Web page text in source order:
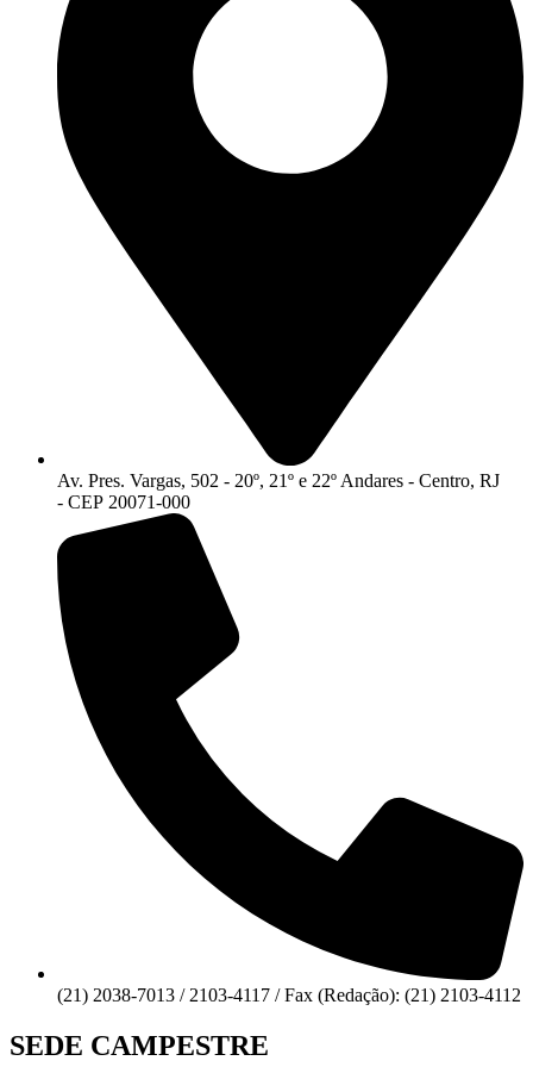
Av. Pres. Vargas, 502 - 20º, 21º e 22º Andares - Centro, RJ
- CEP 20071-000
(21) 2038-7013 / 2103-4117 / Fax (Redação): (21) 2103-4112
SEDE CAMPESTRE